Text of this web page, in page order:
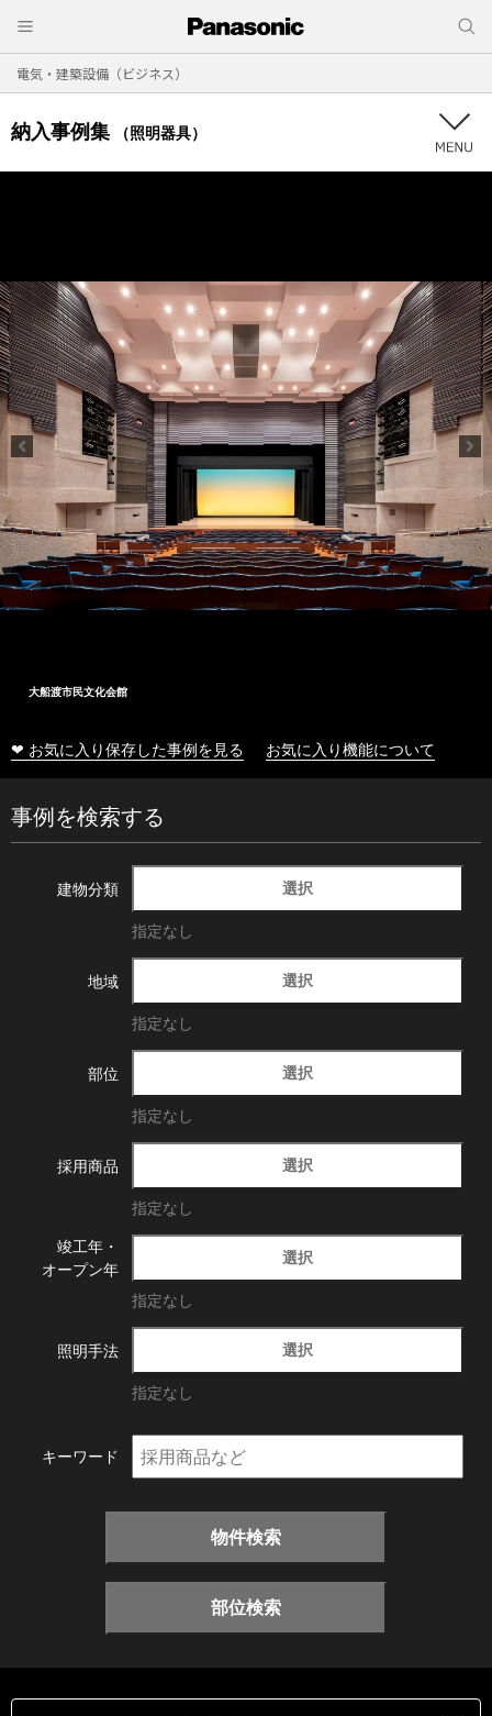
電気・建築設備（ビジネス）
納入事例集 （照明器具）
大船渡市民文化会館
❤ お気に入り保存した事例を見る お気に入り機能について
事例を検索する
建物分類 選択
指定なし
地域 選択
指定なし
部位 選択
指定なし
採用商品 選択
指定なし
竣工年・
オープン年
選択
指定なし
照明手法 選択
指定なし
キーワード
物件検索
部位検索